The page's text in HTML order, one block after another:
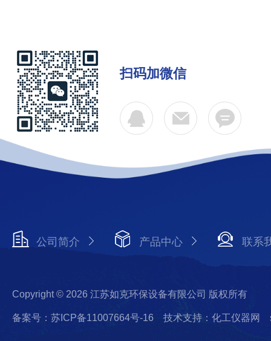
扫码加微信
公司简介 产品中心 联系
Copyright © 2026 江苏如克环保设备有限公司 版权所有
备案号：苏ICP备11007664号-16 技术支持：化工仪器网